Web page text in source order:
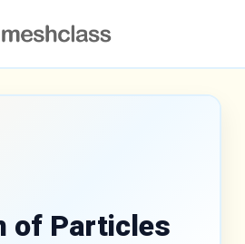
of Particles